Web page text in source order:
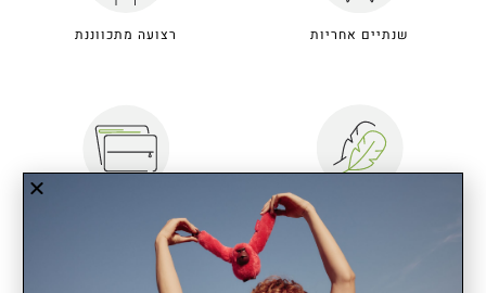
שנתיים אחריות רצועה מתכווננת
חלוקת תאים מרובה